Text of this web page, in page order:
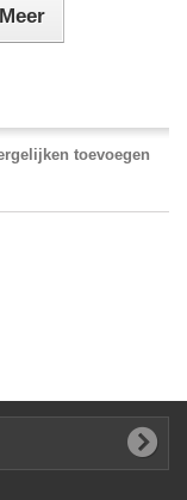
Meer
toevoegen